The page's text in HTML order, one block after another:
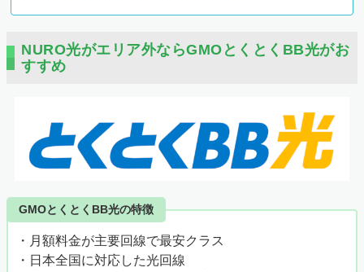
NURO光がエリア外ならGMOとくとくBB光がお
すすめ
GMOとくとくBB光の特徴
・月額料金が主要回線で最安クラス
・日本全国に対応した光回線